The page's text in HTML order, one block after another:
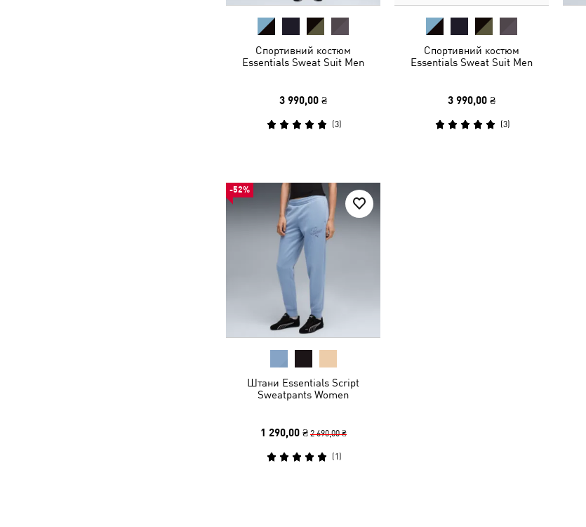
Спортивний костюм
Essentials Sweat Suit Men
3 990,00 ₴
(3)
Спортивний костюм
Essentials Sweat Suit Men
3 990,00 ₴
(3)
-52%
Штани Essentials Script
Sweatpants Women
1 290,00 ₴ 2 690,00 ₴
(1 )